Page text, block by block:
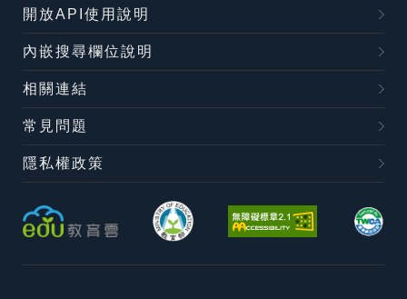
開放API使用說明
內嵌搜尋欄位說明
相關連結
常見問題
隱私權政策